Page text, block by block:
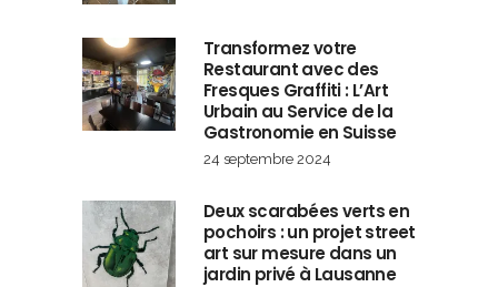
Transformez votre
Restaurant avec des
Fresques Graffiti : L’Art
Urbain au Service de la
Gastronomie en Suisse
24 septembre 2024
Deux scarabées verts en
pochoirs : un projet street
art sur mesure dans un
jardin privé à Lausanne